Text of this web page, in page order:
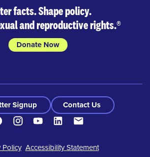
facts. Shape policy.
and reproductive rights.®
Donate Now
Signup
Contact Us
FacebookInstagramYoutubeLinkedIn
Policy Accessibility Statement